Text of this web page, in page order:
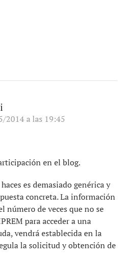
2014 a las 19:45
en el blog.
es demasiado genérica y
concreta. La información
número de veces que no se
para acceder a una
vendrá establecida en la
la solicitud y obtención de